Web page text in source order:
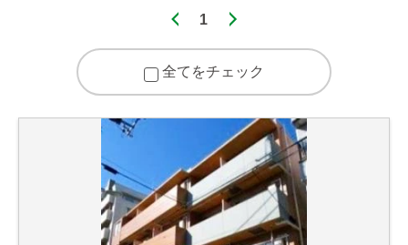
1
全てをチェック